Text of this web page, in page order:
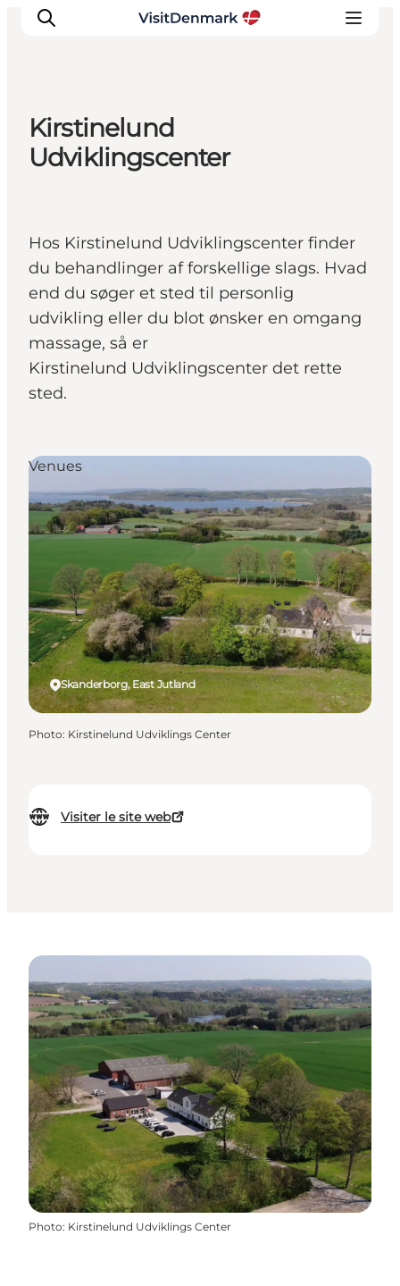
Inspirations
Destinations
Planifiez votre voyage
Kirstinelund
Udviklingscenter
Hos Kirstinelund Udviklingscenter finder
du behandlinger af forskellige slags. Hvad
end du søger et sted til personlig
udvikling eller du blot ønsker en omgang
massage, så er
Kirstinelund Udviklingscenter det rette
sted.
Visiter le site web
Skanderborg, East Jutland
Venues
Photo: Kirstinelund Udviklings Center
Photo: Kirstinelund Udviklings Center